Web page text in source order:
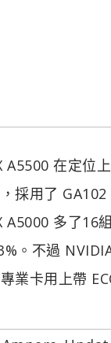
A5500 在定位
採用了
A5000 多了16
。不過
業卡用上帶